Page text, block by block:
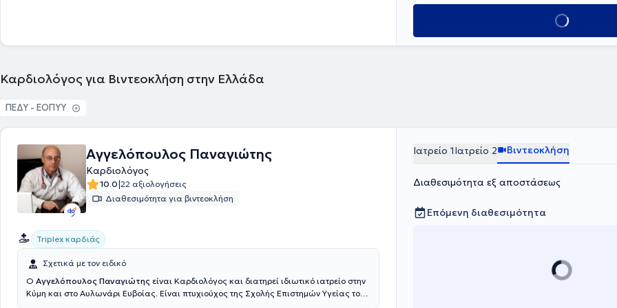
Κλείσε ραντεβού
Καρδιολόγος για Βιντεοκλήση στην Ελλάδα
ΠΕΔΥ - ΕΟΠΥΥ
Αγγελόπουλος Παναγιώτης
Καρδιολόγος
10.0|22 αξιολογήσεις
Διαθεσιμότητα για βιντεοκλήση
Triplex καρδιάς
Σχετικά με τον ειδικό
Ο Αγγελόπουλος Παναγιώτης είναι Καρδιολόγος και διατηρεί ιδιωτικό ιατρείο στην
Κύμη και στο Αυλωνάρι Ευβοίας. Είναι πτυχιούχος της Σχολής Επιστημών Υγείας του
Ιατρείο 1Ιατρείο 2 Βιντεοκλήση
Διαθεσιμότητα εξ αποστάσεως
Επόμενη διαθεσιμότητα